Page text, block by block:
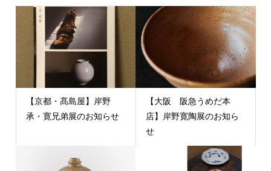
【京都・髙島屋】岸野
承・寛兄弟展のお知らせ
【大阪 阪急うめだ本
店】岸野寛陶展のお知ら
せ